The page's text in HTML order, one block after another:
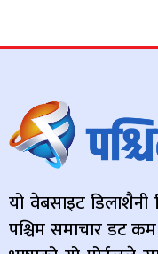
यो वेबसाइट डिलाशैनी
पश्चिम समाचार डट